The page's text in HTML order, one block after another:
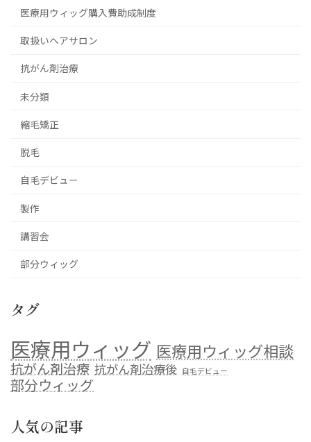
医療用ウィッグ購入費助成制度
取扱いヘアサロン
抗がん剤治療
未分類
縮毛矯正
脱毛
自毛デビュー
製作
講習会
部分ウィッグ
タグ
医療用ウィッグ 医療用ウィッグ相談
抗がん剤治療 抗がん剤治療後 自毛デビュー
部分ウィッグ
人気の記事